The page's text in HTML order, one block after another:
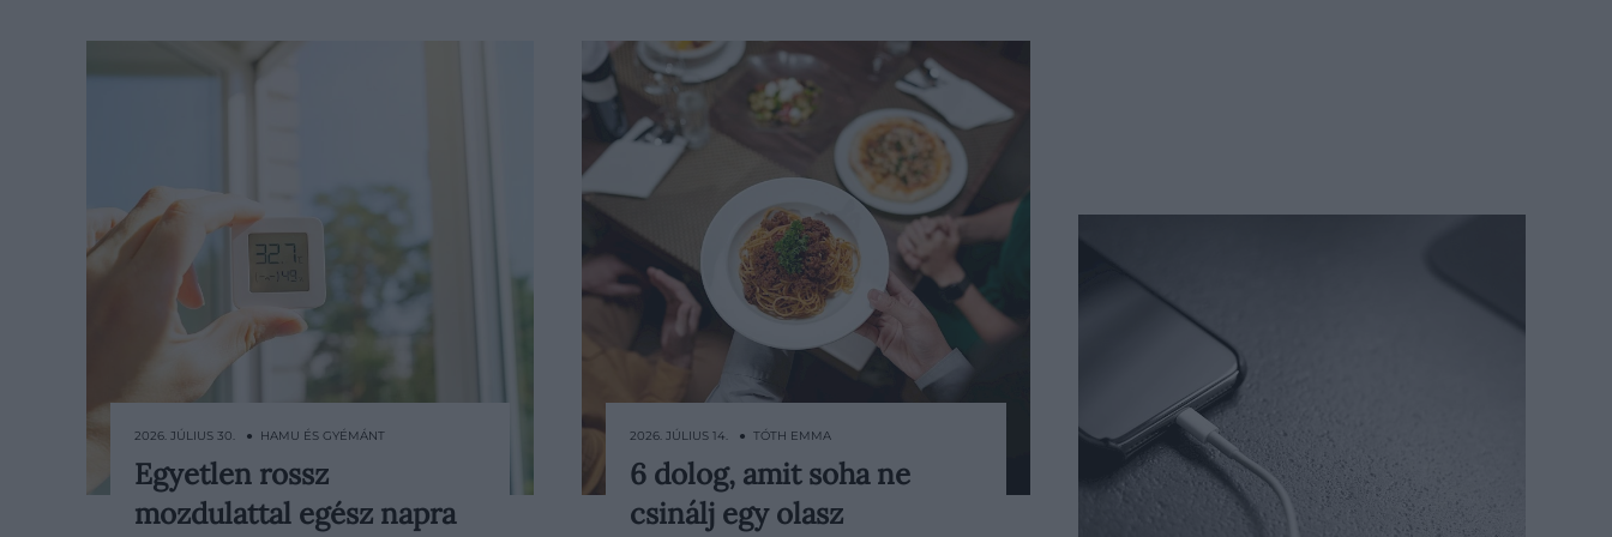
A hőhullám idején pillanatok alatt
felmelegszik a lakás, különösen
2026. JÚLIUS 30. ● HAMU ÉS GYÉMÁNT
Egyetlen rossz
mozdulattal egész napra
Olaszországban az étkezés köré igazi
rituálé épül, amelynek minden
2026. JÚLIUS 14. ● TÓTH EMMA
6 dolog, amit soha ne
csinálj egy olasz